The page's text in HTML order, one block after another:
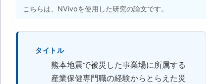
こちらは、NVivoを使用した研究の論文です。
タイトル
熊本地震で被災した事業場に所属する
産業保健専門職の経験からとらえた災